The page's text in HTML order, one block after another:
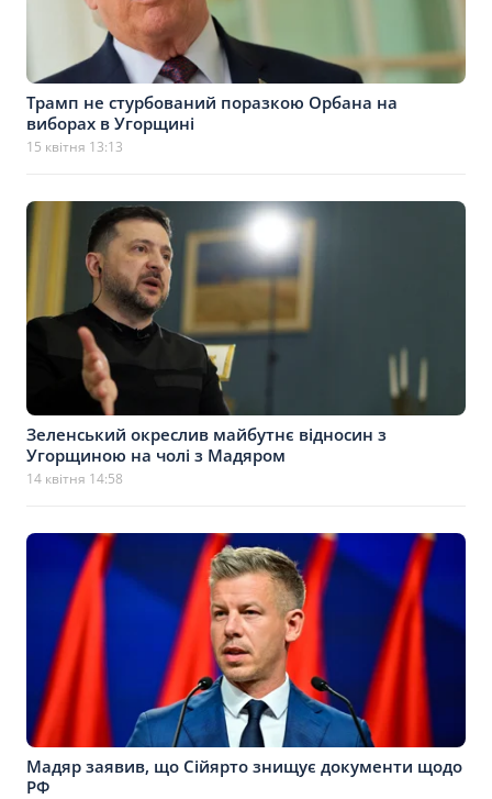
Трамп не стурбований поразкою Орбана на
виборах в Угорщині
15 квітня 13:13
Зеленський окреслив майбутнє відносин з
Угорщиною на чолі з Мадяром
14 квітня 14:58
Мадяр заявив, що Сійярто знищує документи щодо
РФ